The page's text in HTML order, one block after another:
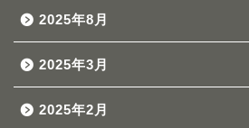
2025年8月
2025年3月
2025年2月